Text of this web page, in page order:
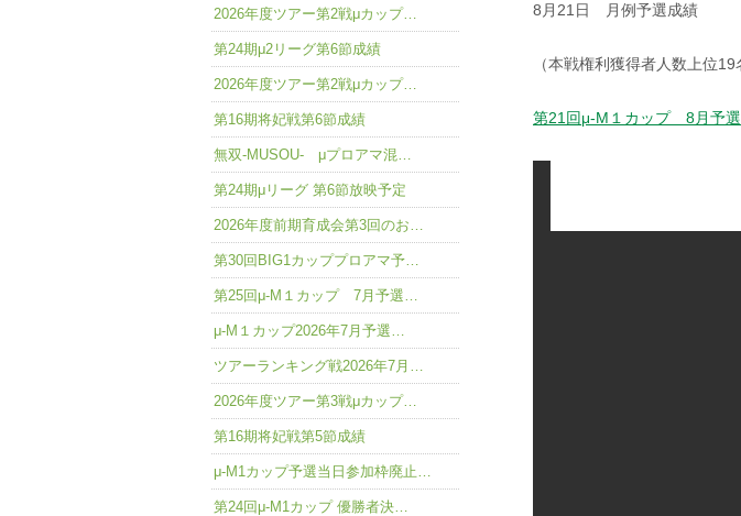
8月21日 月例予選成績
（本戦権利獲得者人数上位19
第21回μ-M１カップ 8月予
2026年度ツアー第2戦μカップ…
第24期μ2リーグ第6節成績
2026年度ツアー第2戦μカップ…
第16期将妃戦第6節成績
無双-MUSOU- μプロアマ混…
第24期μリーグ 第6節放映予定
2026年度前期育成会第3回のお…
第30回BIG1カッププロアマ予…
第25回μ-M１カップ 7月予選…
μ-M１カップ2026年7月予選…
ツアーランキング戦2026年7月…
2026年度ツアー第3戦μカップ…
第16期将妃戦第5節成績
μ-M1カップ予選当日参加枠廃止…
第24回μ-M1カップ 優勝者決…